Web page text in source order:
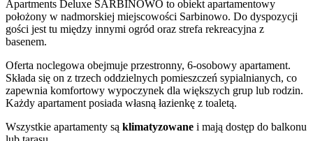
Apartments Deluxe SARBINOWO to obiekt apartamentowy
położony w nadmorskiej miejscowości Sarbinowo. Do dyspozycji
gości jest tu między innymi ogród oraz strefa rekreacyjna z
basenem.
Oferta noclegowa obejmuje przestronny, 6-osobowy apartament.
Składa się on z trzech oddzielnych pomieszczeń sypialnianych, co
zapewnia komfortowy wypoczynek dla większych grup lub rodzin.
Każdy apartament posiada własną łazienkę z toaletą.
Wszystkie apartamenty są klimatyzowane i mają dostęp do balkonu